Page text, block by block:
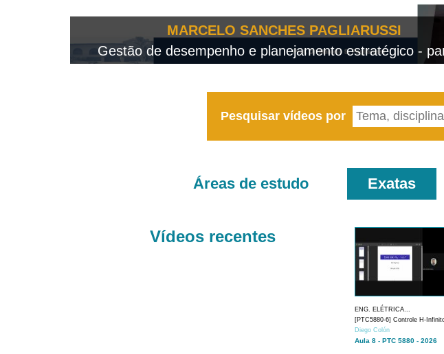
MARCELO SANCHES PAGLIARUSSI
Gestão de desempenho e planejamento estratégico -
Pesquisar vídeos por
Áreas de estudo Exatas
Vídeos recentes
ENG. ELÉTRICA...
[PTC5880-6] Controle H-
Diego Colón
Aula 8 - PTC 5880 - 2026